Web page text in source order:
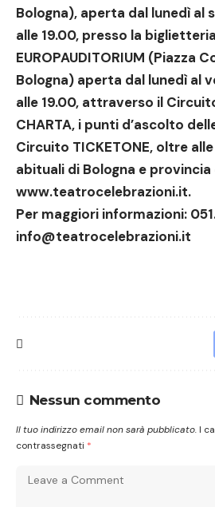
Bologna), aperta dal lunedì al
alle 19.00, presso la
EUROPAUDITORIUM (Piazza
Bologna) aperta dal lunedì al
alle 19.00, attraverso il
CHARTA, i punti d’ascolto
Circuito TICKETONE, oltre alle
abituali di Bologna e
www.teatrocelebrazioni.it.
Per maggiori informazioni:
info@teatrocelebrazioni.it
Nessun commento
Il tuo indirizzo email non sarà pubblicato. I
contrassegnati *